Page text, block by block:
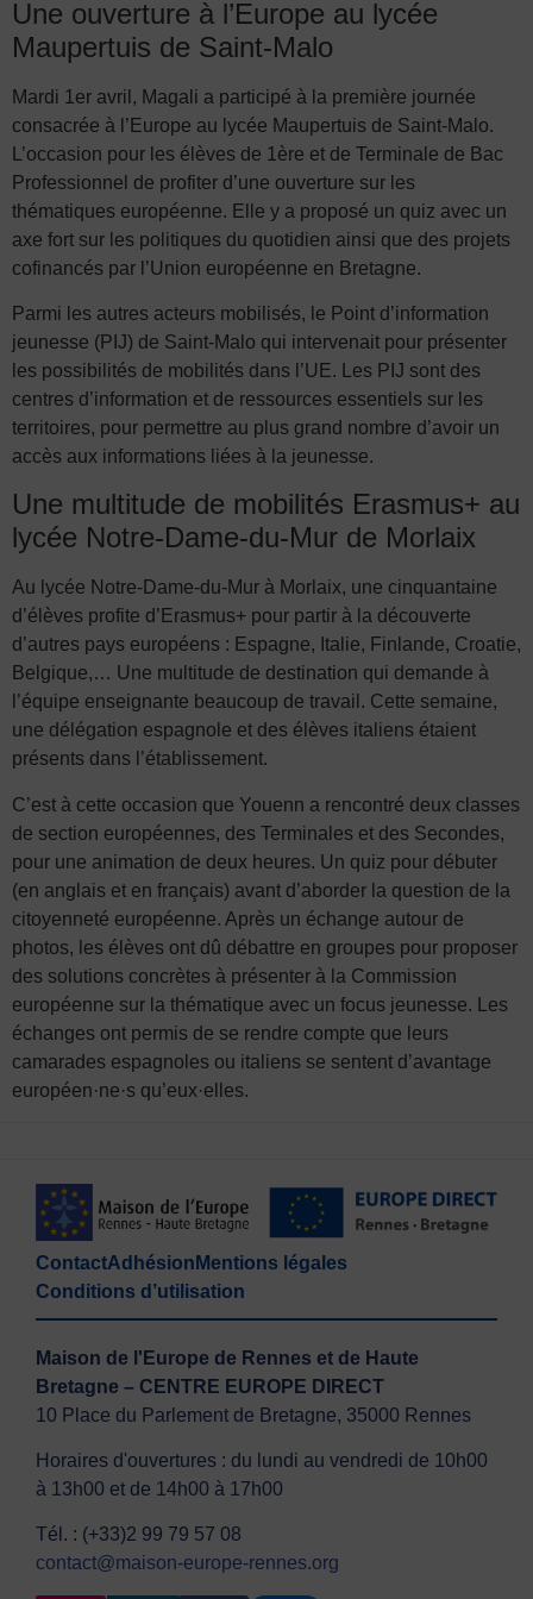
Une ouverture à l’Europe au lycée
Maupertuis de Saint-Malo
Mardi 1er avril, Magali a participé à la première journée
consacrée à l’Europe au lycée Maupertuis de Saint-Malo.
L’occasion pour les élèves de 1ère et de Terminale de Bac
Professionnel de profiter d’une ouverture sur les
thématiques européenne. Elle y a proposé un quiz avec un
axe fort sur les politiques du quotidien ainsi que des projets
cofinancés par l’Union européenne en Bretagne.
Parmi les autres acteurs mobilisés, le Point d’information
jeunesse (PIJ) de Saint-Malo qui intervenait pour présenter
les possibilités de mobilités dans l’UE. Les PIJ sont des
centres d’information et de ressources essentiels sur les
territoires, pour permettre au plus grand nombre d’avoir un
accès aux informations liées à la jeunesse.
Une multitude de mobilités Erasmus+ au
lycée Notre-Dame-du-Mur de Morlaix
Au lycée Notre-Dame-du-Mur à Morlaix, une cinquantaine
d’élèves profite d’Erasmus+ pour partir à la découverte
d’autres pays européens : Espagne, Italie, Finlande, Croatie,
Belgique,… Une multitude de destination qui demande à
l’équipe enseignante beaucoup de travail. Cette semaine,
une délégation espagnole et des élèves italiens étaient
présents dans l’établissement.
C’est à cette occasion que Youenn a rencontré deux classes
de section européennes, des Terminales et des Secondes,
pour une animation de deux heures. Un quiz pour débuter
(en anglais et en français) avant d’aborder la question de la
citoyenneté européenne. Après un échange autour de
photos, les élèves ont dû débattre en groupes pour proposer
des solutions concrètes à présenter à la Commission
européenne sur la thématique avec un focus jeunesse. Les
échanges ont permis de se rendre compte que leurs
camarades espagnoles ou italiens se sentent d’avantage
européen·ne·s qu’eux·elles.
ContactAdhésion Mentions légales
Conditions d’utilisation
Maison de l'Europe de Rennes et de Haute
Bretagne – CENTRE EUROPE DIRECT
10 Place du Parlement de Bretagne, 35000 Rennes
Horaires d'ouvertures : du lundi au vendredi de 10h00
à 13h00 et de 14h00 à 17h00
Tél. : (+33)2 99 79 57 08
contact@maison-europe-rennes.org